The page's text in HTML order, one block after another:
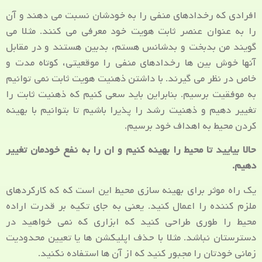
افرادی که رخدادهای منفی را به خودشان نسبت می دهند و آن
را به عنوان عنصر ثابت هویت خود معرفی می کنند. مثلا می
گویند من بدبخت و بدشانس هستم، بدبین هستند و در مقابل
آنها خوش بین ها رخدادهای منفی را موقعیتی، کوتاه مدت و
خاص در نظر می گیرند. با داشتن ذهنیت هویت ثابت نمی توانیم
به موفقیت برسیم. بنابراین باید سعی کنیم که ذهنیت ثابت را
تغییر دهیم و ذهنیت رشد را پذیرا باشیم تا بتوانیم با بهینه
کردن محیط به اهداف خود برسیم.
حالا بیایید تا محیط را بهینه کنیم و ان را به نفع خودمان تغییر
دهیم.
یک راه موثر برای بهینه سازی محیط این است که که کارکردهای
ملزم کننده را اعمال کنید. یعنی به جای تکیه بر قدرت اراده
محیط را طوری طراحی کنید که ابزاری که نمی خواهید در
دسترستان نباشد. مثلا با حذف اپلیکشن ها یا تعیین محدودیت
زمانی خودتان را مجبور کنید که از آن ها استفاده نکنید.